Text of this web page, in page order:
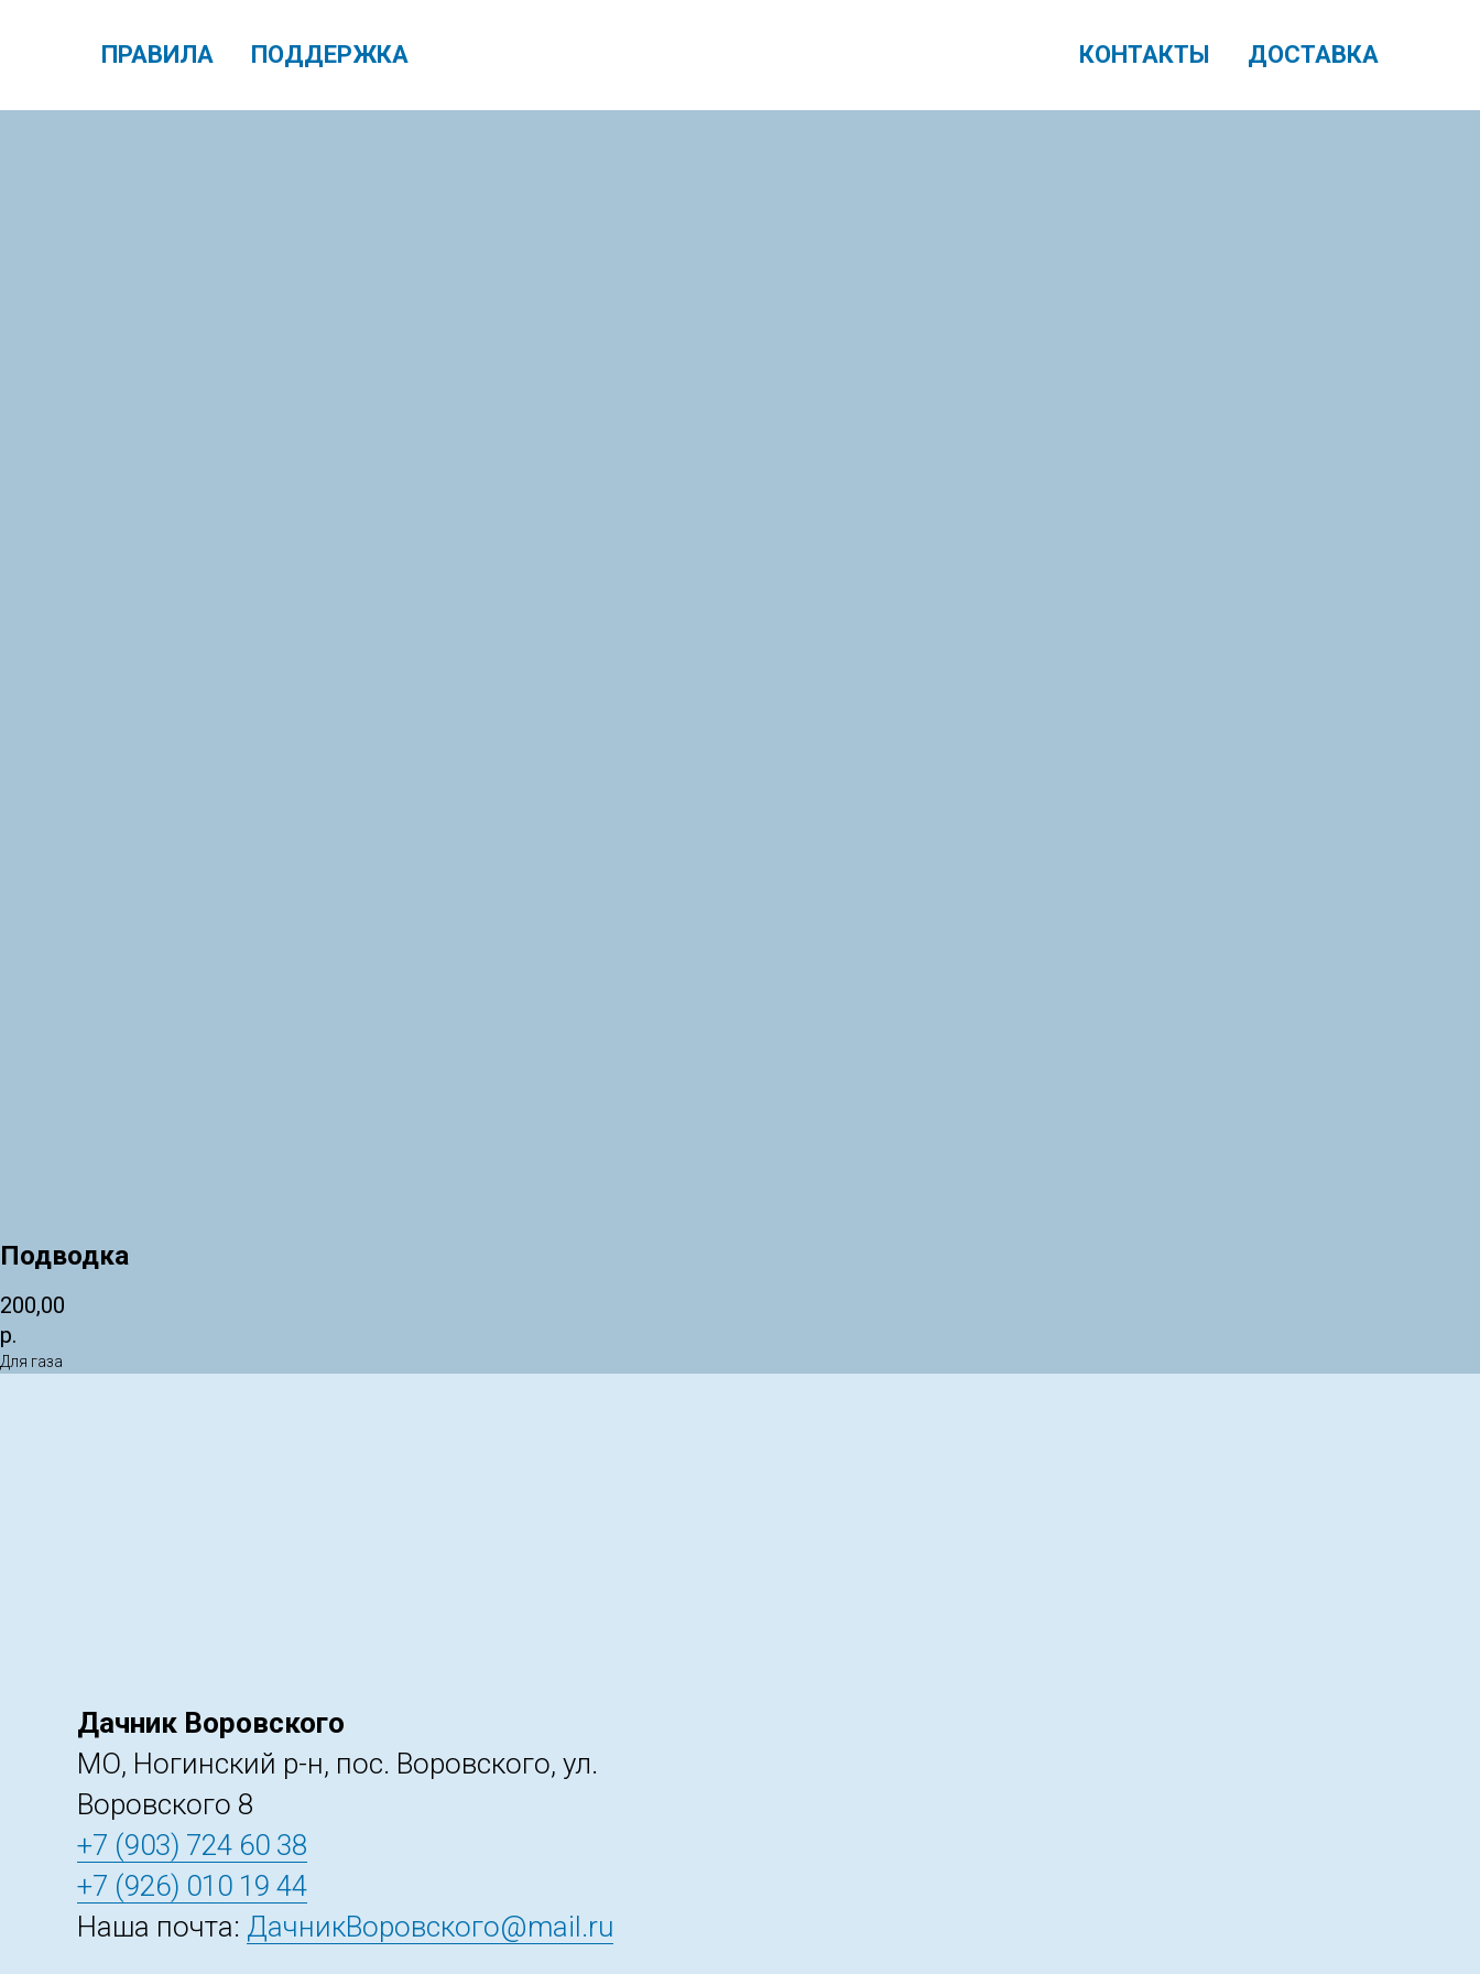
ПРАВИЛА ПОДДЕРЖКА КОНТАКТЫ ДОСТАВКА
Подводка
200,00
р.
Для газа
Дачник Воровского
МО, Ногинский р-н, пос. Воровского, ул.
Воровского 8
+7 (903) 724 60 38
+7 (926) 010 19 44
Наша почта: ДачникВоровского@mail.ru